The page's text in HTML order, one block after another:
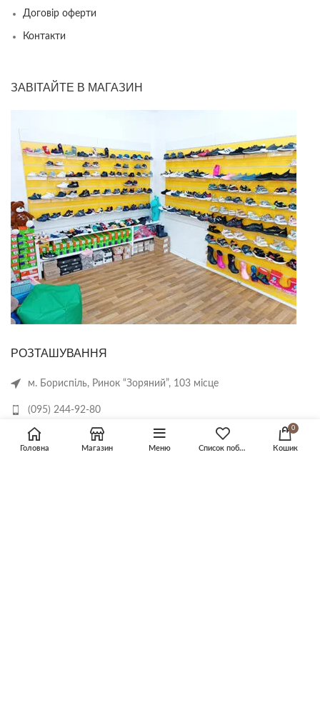
Договір оферти
Контакти
ЗАВІТАЙТЕ В МАГАЗИН
РОЗТАШУВАННЯ
м. Бориспіль, Ринок “Зоряний”, 103 місце
(095) 244-92-80
mail@4elove4ek.com.ua
Головна Магазин Меню Список побажань
0
Кошик